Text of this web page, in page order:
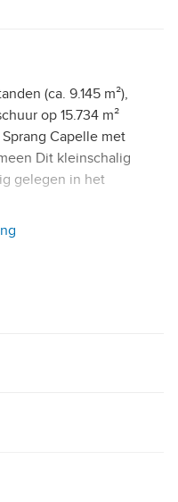
(ca. 9.145 m²),
op 15.734 m²
Capelle met
Dit kleinschalig
gelegen in het